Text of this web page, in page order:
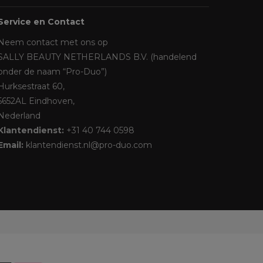
en Contact
contact met ons op
BEAUTY NETHERLANDS B.V. (handelend
de naam “Pro-Duo”)
60,
Eindhoven,
+31 40 744 0598
klantendienst.nl@pro-duo.com